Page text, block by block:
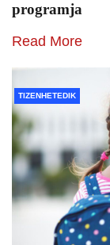
programja
Read More
TIZENHETEDIK